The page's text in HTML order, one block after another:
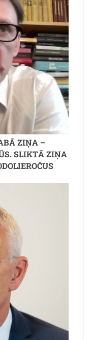
ZIŅA –
SLIKTĀ ZIŅA